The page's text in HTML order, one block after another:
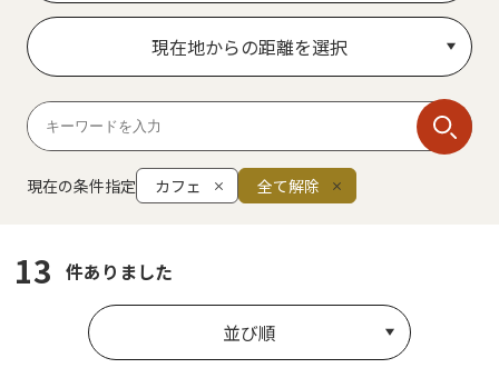
現在地からの距離を選択
現在の条件指定 カフェ 全て解除
13 件ありました
並び順